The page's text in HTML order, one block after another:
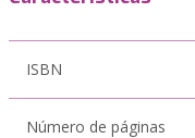
ISBN
Número de páginas